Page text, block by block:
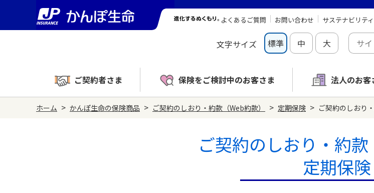
よくあるご質問 お問い合わせ サステナビリティ
文字サイズ 標準 中 大
ご契約者さま 保険をご検討中のお客さま 法人のお客
ホーム > かんぽ生命の保険商品 > ご契約のしおり・約款（Web約款） > 定期保険 > ご契約のしおり
ご契約のしおり・約款
定期保険